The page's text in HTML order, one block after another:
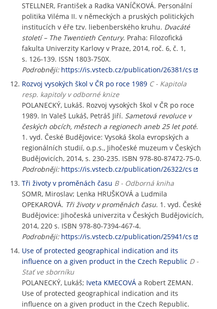
STELLNER, František a Radka VANÍČKOVÁ. Personální
politika Viléma II. v německých a pruských politických
institucích v éře tzv. liebenberského kruhu. Dvacáté
století – The Twentieth Century. Praha: Filozofická
fakulta Univerzity Karlovy v Praze, 2014, roč. 6, č. 1,
s. 126-139. ISSN 1803-750X.
Podrobněji: https://is.vstecb.cz/publication/26381/cs
Rozvoj vysokých škol v ČR po roce 1989 C - Kapitola
resp. kapitoly v odborné knize
POLANECKÝ, Lukáš. Rozvoj vysokých škol v ČR po roce
1989. In Valeš Lukáš, Petráš Jiří. Sametová revoluce v
českých obcích, městech a regionech aneb 25 let poté.
1. vyd. České Budějovice: Vysoká škola evropských a
regionálních studií, o.p.s., Jihočeské muzeum v Českých
Budějovicích, 2014, s. 230-235. ISBN 978-80-87472-75-0.
Podrobněji: https://is.vstecb.cz/publication/26322/cs
Tři životy v proměnách času B - Odborná kniha
SOMR, Miroslav; Lenka HRUŠKOVÁ a Ludmila
OPEKAROVÁ. Tři životy v proměnách času. 1. vyd. České
Budějovice: Jihočeská univerzita v Českých Budějovicích,
2014, 220 s. ISBN 978-80-7394-467-4.
Podrobněji: https://is.vstecb.cz/publication/25941/cs
Use of protected geographical indication and its
influence on a given product in the Czech Republic D -
Stať ve sborníku
POLANECKÝ, Lukáš; Iveta KMECOVÁ a Robert ZEMAN.
Use of protected geographical indication and its
influence on a given product in the Czech Republic.